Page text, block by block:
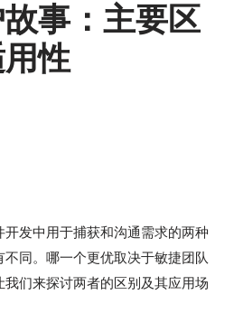
事：主要区
性
发中用于捕获和沟通需求的两种
同。哪一个更优取决于敏捷团队
们来探讨两者的区别及其应用场